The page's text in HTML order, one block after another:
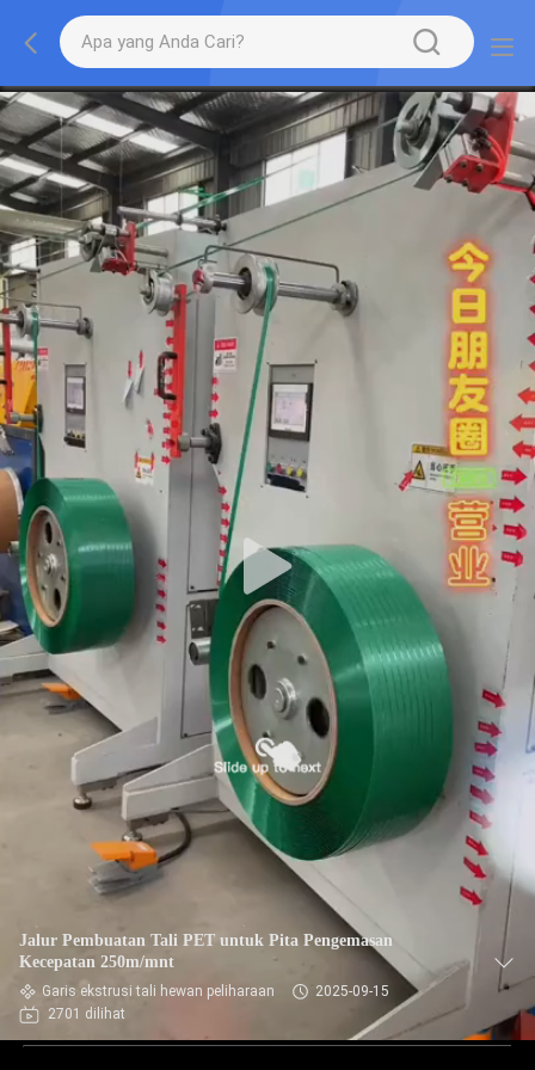
Jalur Pembuatan Tali PET untuk Pita Pengemasan
Kecepatan 250m/mnt
Garis ekstrusi tali hewan peliharaan
2025-09-15
2701 dilihat